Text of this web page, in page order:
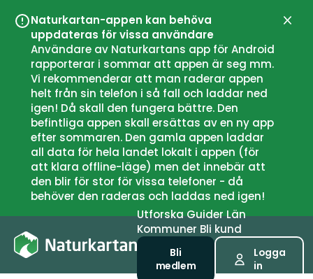
Naturkartan-appen kan behöva
uppdateras för vissa användare
Användare av Naturkartans app för Android
rapporterar i sommar att appen är seg mm.
Vi rekommenderar att man raderar appen
helt från sin telefon i så fall och laddar ned
igen! Då skall den fungera bättre. Den
befintliga appen skall ersättas av en ny app
efter sommaren. Den gamla appen laddar
all data för hela landet lokalt i appen (för
att klara offline-läge) men det innebär att
den blir för stor för vissa telefoner - då
behöver den raderas och laddas ned igen!
UtforskaGuiderLän
Kommuner Bli kund
Bli
medlem
Logga
in